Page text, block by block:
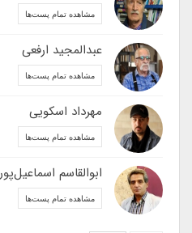
مشاهده تمام پست‌ها
عبدالمجید ارفعی
مشاهده تمام پست‌ها
مهرداد اسکویی
مشاهده تمام پست‌ها
ابوالقاسم اسماعیل‌پور
مشاهده تمام پست‌ها